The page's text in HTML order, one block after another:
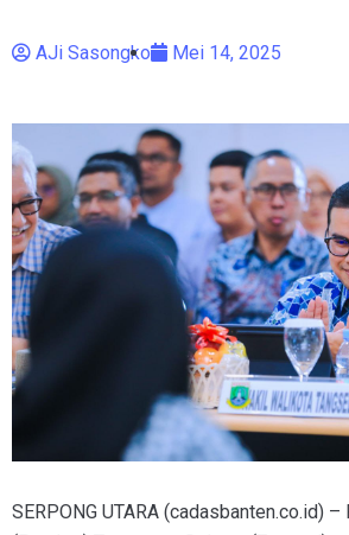
AJi Sasongko Mei 14, 2025
SERPONG UTARA (cadasbanten.co.id)